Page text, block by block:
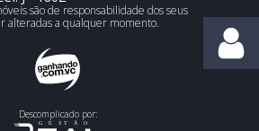
são de responsabilidade dos seus
alteradas a qualquer momento.
Descomplicado por: